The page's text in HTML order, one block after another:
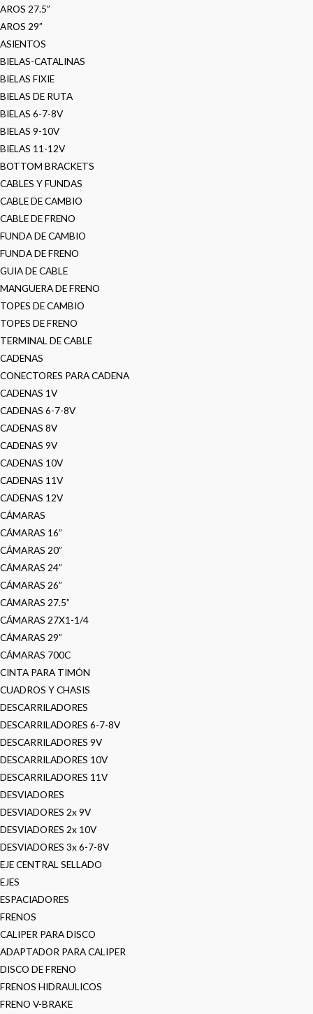
AROS 27.5”
AROS 29”
ASIENTOS
BIELAS-CATALINAS
BIELAS FIXIE
BIELAS DE RUTA
BIELAS 6-7-8V
BIELAS 9-10V
BIELAS 11-12V
BOTTOM BRACKETS
CABLES Y FUNDAS
CABLE DE CAMBIO
CABLE DE FRENO
FUNDA DE CAMBIO
FUNDA DE FRENO
GUIA DE CABLE
MANGUERA DE FRENO
TOPES DE CAMBIO
TOPES DE FRENO
TERMINAL DE CABLE
CADENAS
CONECTORES PARA CADENA
CADENAS 1V
CADENAS 6-7-8V
CADENAS 8V
CADENAS 9V
CADENAS 10V
CADENAS 11V
CADENAS 12V
CÁMARAS
CÁMARAS 16”
CÁMARAS 20”
CÁMARAS 24”
CÁMARAS 26”
CÁMARAS 27.5”
CÁMARAS 27X1-1/4
CÁMARAS 29”
CÁMARAS 700C
CINTA PARA TIMÓN
CUADROS Y CHASIS
DESCARRILADORES
DESCARRILADORES 6-7-8V
DESCARRILADORES 9V
DESCARRILADORES 10V
DESCARRILADORES 11V
DESVIADORES
DESVIADORES 2x 9V
DESVIADORES 2x 10V
DESVIADORES 3x 6-7-8V
EJE CENTRAL SELLADO
EJES
ESPACIADORES
FRENOS
CALIPER PARA DISCO
ADAPTADOR PARA CALIPER
DISCO DE FRENO
FRENOS HIDRAULICOS
FRENO V-BRAKE